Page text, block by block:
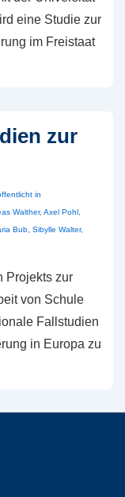
eine Studie zur
im Freistaat
zur
in
Walther, Axel Pohl
Bub Sibylle Walter,
Projekts zur
von Schule
Fallstudien
in Europa zu